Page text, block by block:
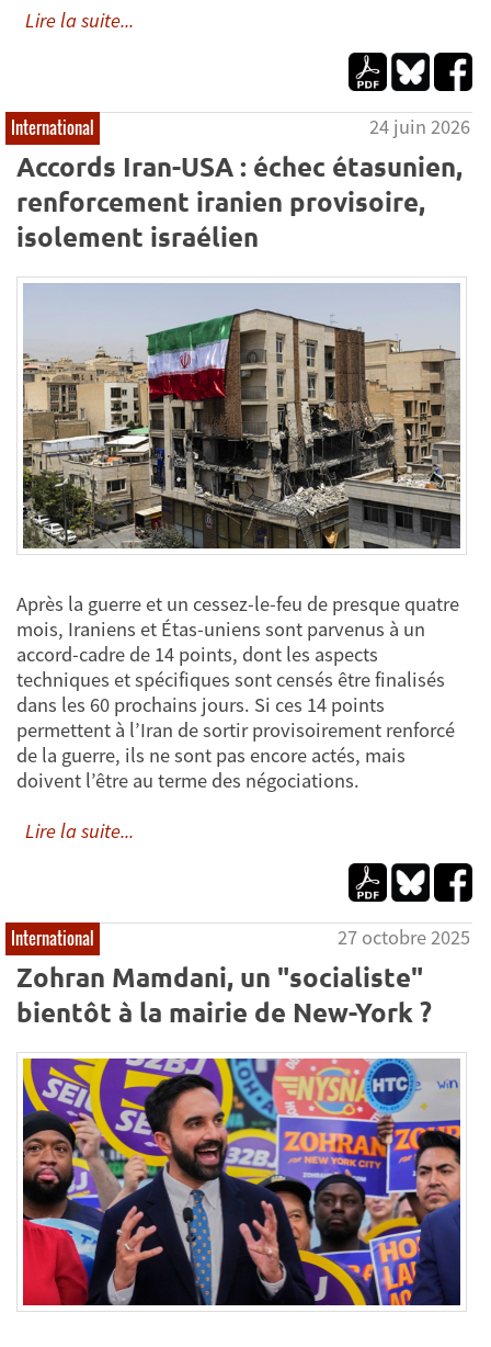
Lire la suite...
International 24 juin 2026
Accords Iran-USA : échec étasunien,
renforcement iranien provisoire,
isolement israélien
Après la guerre et un cessez-le-feu de presque quatre
mois, Iraniens et Étas-uniens sont parvenus à un
accord-cadre de 14 points, dont les aspects
techniques et spécifiques sont censés être finalisés
dans les 60 prochains jours. Si ces 14 points
permettent à l’Iran de sortir provisoirement renforcé
de la guerre, ils ne sont pas encore actés, mais
doivent l’être au terme des négociations.
Lire la suite...
International 27 octobre 2025
Zohran Mamdani, un "socialiste"
bientôt à la mairie de New-York ?